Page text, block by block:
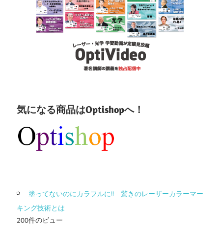
気になる商品はOptishopへ！
塗ってないのにカラフルに!! 驚きのレーザーカラーマー
キング技術とは
200件のビュー